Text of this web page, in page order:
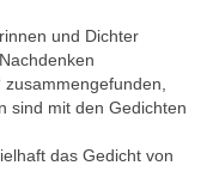
und Dichter
zusammengefunden,
sind mit den Gedichten
das Gedicht von